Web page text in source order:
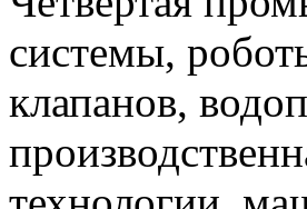
системы,
клапанов,